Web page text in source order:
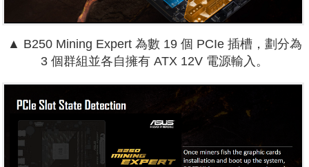
▲ B250 Mining Expert 為數 19 個 PCIe 插槽，劃分為
3 個群組並各自擁有 ATX 12V 電源輸入。